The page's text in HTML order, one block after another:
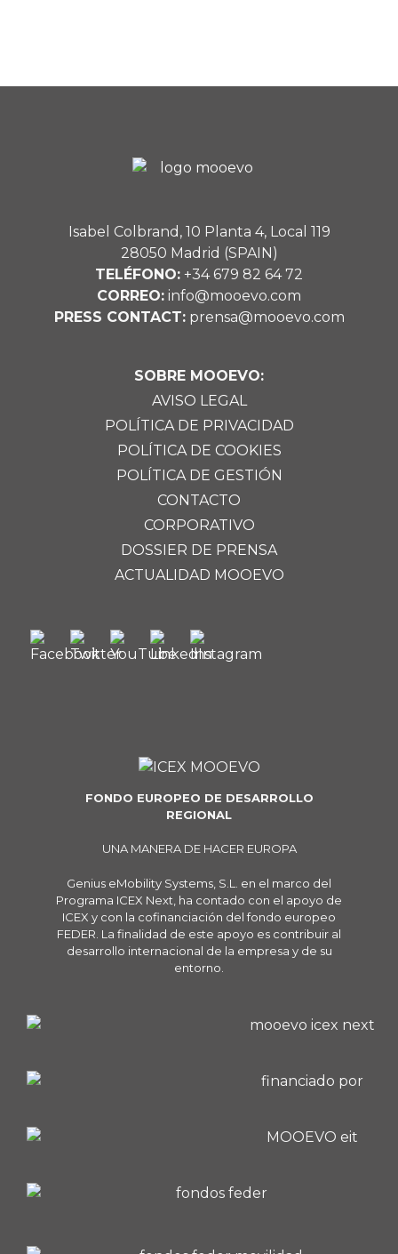
Isabel Colbrand, 10 Planta 4, Local 119
28050 Madrid (SPAIN)
TELÉFONO: +34 679 82 64 72
CORREO: info@mooevo.com
PRESS CONTACT:prensa@mooevo.com
SOBRE MOOEVO:
AVISO LEGAL
POLÍTICA DE PRIVACIDAD
POLÍTICA DE COOKIES
POLÍTICA DE GESTIÓN
CONTACTO
CORPORATIVO
DOSSIER DE PRENSA
ACTUALIDAD MOOEVO
FONDO EUROPEO DE DESARROLLO
REGIONAL
UNA MANERA DE HACER EUROPA
Genius eMobility Systems, S.L. en el marco del
Programa ICEX Next, ha contado con el apoyo de
ICEX y con la cofinanciación del fondo europeo
FEDER. La finalidad de este apoyo es contribuir al
desarrollo internacional de la empresa y de su
entorno.